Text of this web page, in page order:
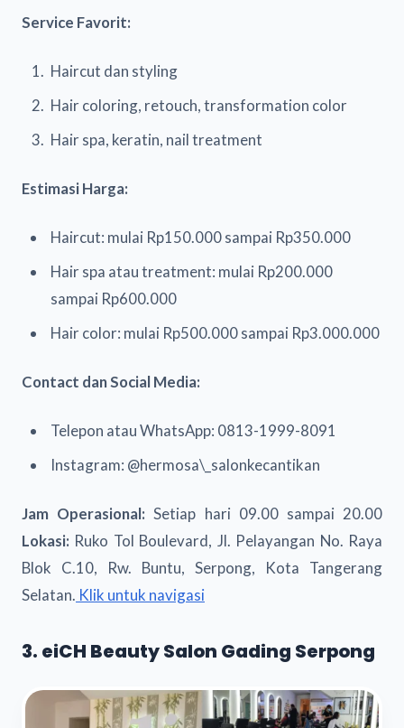
Service Favorit:
Haircut dan styling
Hair coloring, retouch, transformation color
Hair spa, keratin, nail treatment
Estimasi Harga:
Haircut: mulai Rp150.000 sampai Rp350.000
Hair spa atau treatment: mulai Rp200.000
sampai Rp600.000
Hair color: mulai Rp500.000 sampai Rp3.000.000
Contact dan Social Media:
Telepon atau WhatsApp: 0813-1999-8091
Instagram: @hermosa\_salonkecantikan
Jam Operasional: Setiap hari 09.00 sampai 20.00
Lokasi: Ruko Tol Boulevard, Jl. Pelayangan No. Raya
Blok C.10, Rw. Buntu, Serpong, Kota Tangerang
Selatan. Klik untuk navigasi
3. eiCH Beauty Salon Gading Serpong